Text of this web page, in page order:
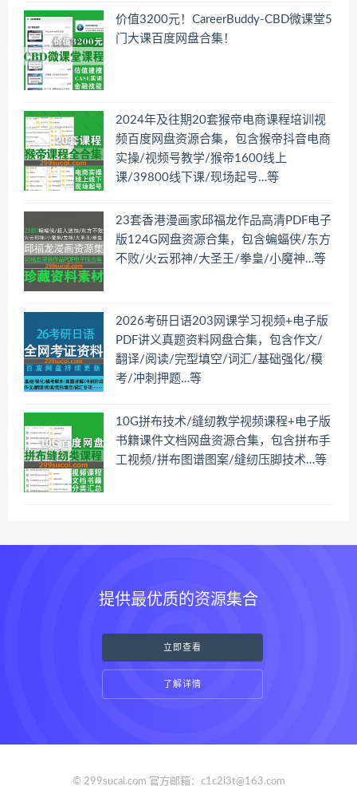
价值3200元！CareerBuddy-CBD微课堂5
门大课百度网盘合集！
2024年及往期20套猴帝电商课程培训视
频百度网盘资源合集，包含猴帝抖音电商
实操/视频号教学/猴帝1600线上
课/39800线下课/现场起号…等
23套香港漫画家邱福龙作品高清PDF电子
版124G网盘资源合集，包含蝙蝠侠/东方
不败/火云邪神/大圣王/拳皇/小魔神…等
2026考研日语203网课学习视频+电子版
PDF讲义真题资料网盘合集，包含作文/
翻译/阅读/完型填空/词汇/基础强化/模
考/冲刺押题…等
10G拼布技术/缝纫教学视频课程+电子版
书籍课件文档网盘资源合集，包含拼布手
工视频/拼布图谱图案/缝纫压脚技术…等
提供最优质的资源集合
立即查看
了解详情
© 299sucai.com 官方邮箱：c1c2i3t@163.com